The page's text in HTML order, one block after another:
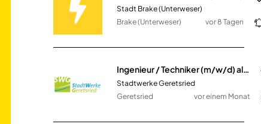
Stadt Brake (Unterweser)
Brake (Unterweser)
vor 8 Tagen
Ingenieur / Techniker (m/w/d) als Sachgebietsleiter Planung und Bau
Stadtwerke Geretsried
Geretsried
vor einem Monat